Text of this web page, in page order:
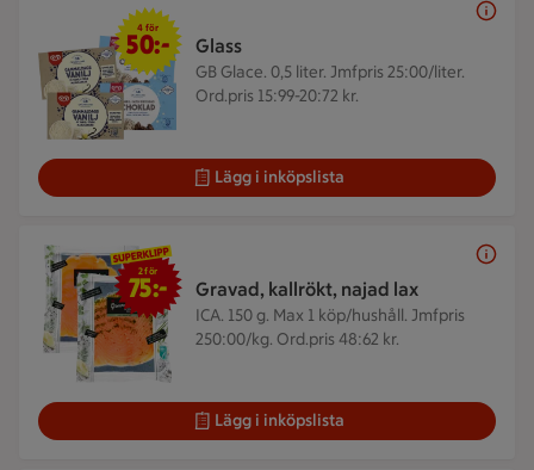
Glass
GB Glace. 0,5 liter. Jmfpris 25:00/liter.
Ord.pris 15:99-20:72 kr.
4 för 50 kr
4 för
50:-
Lägg i inköpslista
Gravad, kallrökt, najad lax
ICA. 150 g. Max 1 köp/hushåll. Jmfpris
250:00/kg. Ord.pris 48:62 kr.
2 för 75 kr
2 för
75:-
Lägg i inköpslista